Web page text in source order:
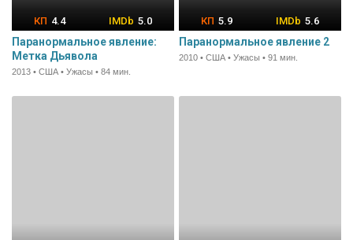
4.4 5.0
Паранормальное явление:
Метка Дьявола
2013 • США • Ужасы • 84 мин.
5.9 5.6
Паранормальное явление 2
2010 • США • Ужасы • 91 мин.